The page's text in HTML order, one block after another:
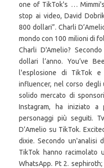
one of TikTok's …
stop ai video, David
800 dollari”. Charli
mondo con 100 milioni di
Charli D'Amelio?
dollari l’anno. You’ve
l'esplosione di TikTok
influencer, nel corso degli
solido mercato di
Instagram, ha iniziato a
personaggi più seguiti.
D’Amelio su TikTok.
dixie. Secondo un'analisi
TikTok hanno
WhatsApp. Pt 2.